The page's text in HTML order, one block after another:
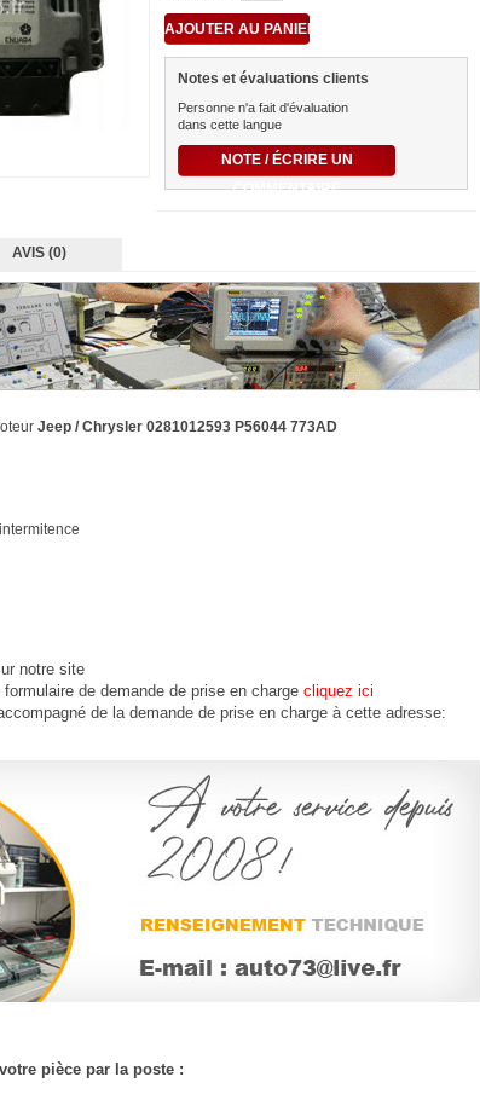
Notes et évaluations clients
Personne n'a fait d'évaluation
dans cette langue
NOTE / ÉCRIRE UN
COMMENTAIRE
AVIS (0)
Jeep / Chrysler 0281012593 P56044 773AD
notre site
de demande de prise en charge cliquez ici
de la demande de prise en charge à cette adresse:
pièce par la poste :